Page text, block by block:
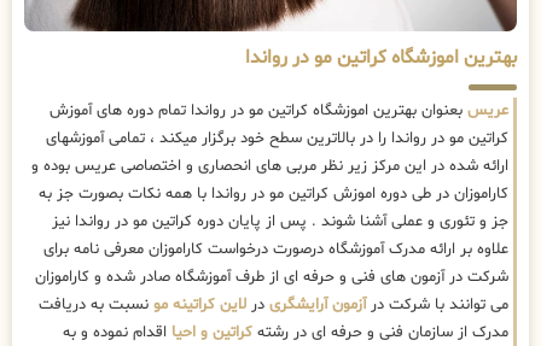
بهترین اموزشگاه کراتین مو در رواندا
عریس بعنوان بهترین اموزشگاه کراتین مو در رواندا تمام دوره های آموزش
کراتین مو در رواندا را در بالاترین سطح خود برگزار میکند ، تمامی آموزشهای
ارائه شده در این مرکز زیر نظر مربی های انحصاری و اختصاصی عریس بوده و
کاراموزان در طی دوره اموزش کراتین مو در رواندا با همه نکات بصورت جز به
جز و تئوری و عملی آشنا شوند . پس از پایان دوره کراتین مو در رواندا نیز
علاوه بر ارائه مدرک آموزشگاه درصورت درخواست کاراموزان معرفی نامه برای
شرکت در آزمون های فنی و حرفه ای از طرف آموزشگاه صادر شده و کاراموزان
می توانند با شرکت درآزمون آرایشگری در لاین کراتینه مو نسبت به دریافت
مدرک از سازمان فنی و حرفه ای در رشته کراتین و احیا اقدام نموده و به